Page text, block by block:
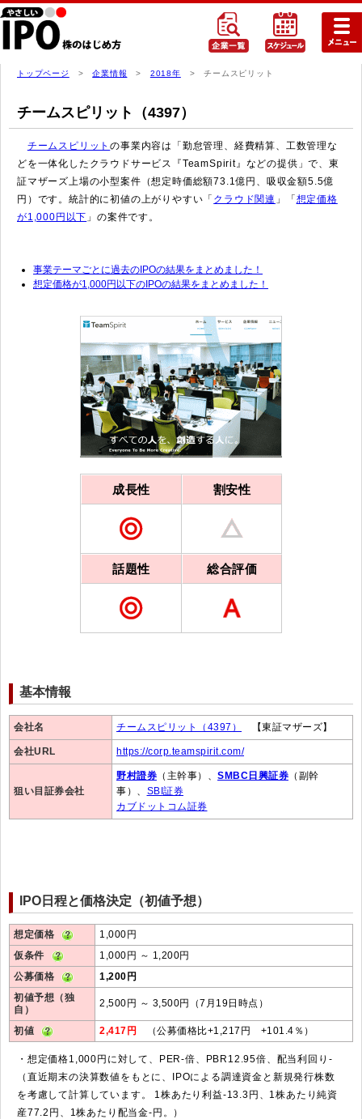
トップページ >企業情報 > 2018年 > チームスピリット
チームスピリット（4397）
チームスピリットの事業内容は「勤怠管理、経費精算、工数管理な
どを一体化したクラウドサービス『TeamSpirit』などの提供」で、東
証マザーズ上場の小型案件（想定時価総額73.1億円、吸収金額5.5億
円）です。統計的に初値の上がりやすい「 クラウド関連 」「 想定価格
が1,000円以下 」の案件です。
事業テーマごとに過去のIPOの結果をまとめました！
想定価格が1,000円以下のIPOの結果をまとめました！
成長性 割安性
話題性 総合評価
基本情報
会社名 チームスピリット（4397） 【東証マザーズ】
会社URL https://corp.teamspirit.com/
狙い目証券会社
野村證券 （主幹事）、 SMBC日興証券 （副幹
事）、 SBI証券
カブドットコム証券
IPO日程と価格決定（初値予想）
想定価格
1,000円
仮条件
1,000円 ～ 1,200円
公募価格
1,200円
初値予想（独
自）
2,500円 ～ 3,500円（7月19日時点）
初値 2,417円 （公募価格比+1,217円 +101.4％）
・想定価格1,000円に対して、PER-倍、PBR12.95倍、配当利回り-
（直近期末の決算数値をもとに、IPOによる調達資金と新規発行株数
を考慮して計算しています。 1株あたり利益-13.3円、1株あたり純資
産77.2円、1株あたり配当金-円。）